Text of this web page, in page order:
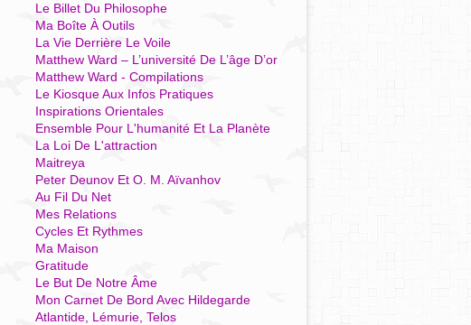
Le Billet Du Philosophe
Ma Boîte À Outils
La Vie Derrière Le Voile
Matthew Ward – L’université De L’âge D’or
Matthew Ward - Compilations
Le Kiosque Aux Infos Pratiques
Inspirations Orientales
Ensemble Pour L'humanité Et La Planète
La Loi De L'attraction
Maitreya
Peter Deunov Et O. M. Aïvanhov
Au Fil Du Net
Mes Relations
Cycles Et Rythmes
Ma Maison
Gratitude
Le But De Notre Âme
Mon Carnet De Bord Avec Hildegarde
Atlantide, Lémurie, Telos